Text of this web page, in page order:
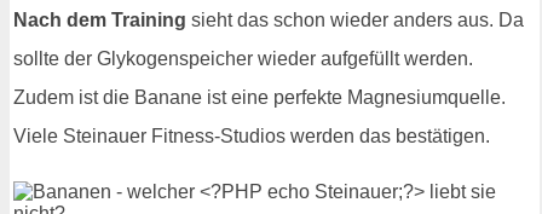
Nach dem Training sieht das schon wieder anders aus. Da
sollte der Glykogenspeicher wieder aufgefüllt werden.
Zudem ist die Banane ist eine perfekte Magnesiumquelle.
Viele Steinauer Fitness-Studios werden das bestätigen.